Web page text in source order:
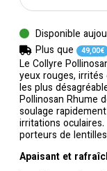
Le Collyre
yeux rouges,
les plus
Pollinosan Rhume
soulage
irritations
porteurs de
Apaisant et
Disponible
Plus que
49,00€